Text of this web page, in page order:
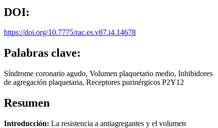
DOI:
https://doi.org/10.7775/rac.es.v87.i4.14678
Palabras clave:
Síndrome coronario agudo, Volumen plaquetario medio, Inhibidores
de agregación plaquetaria, Receptores purinérgicos P2Y12
Resumen
Introducción: La resistencia a antiagregantes y el volumen